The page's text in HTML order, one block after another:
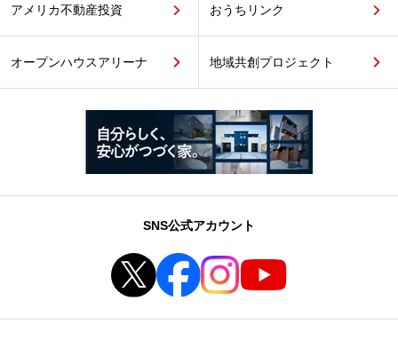
アメリカ不動産投資 おうちリンク
オープンハウスアリーナ 地域共創プロジェクト
SNS公式アカウント